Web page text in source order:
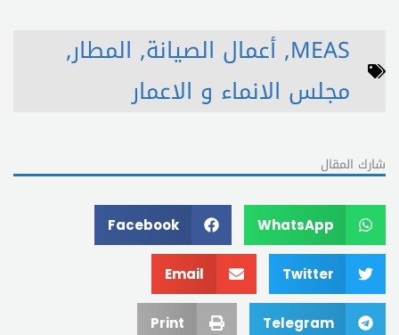
MEAS
, أعمال الصيانة, المطار,
مجلس الانماء و الاعمار
شارك المقال
WhatsApp
Facebook
Twitter
Email
Telegram
Print